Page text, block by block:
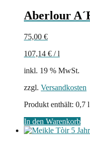
Aberlour
75,00 €
107,14 € /l
inkl. 19 % MwSt.
zzgl. Versandkosten
Produkt enthält: 0,7 l
In den Warenkorb